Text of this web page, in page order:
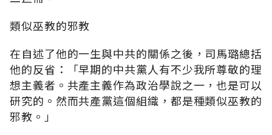
類似巫教的邪教
在自述了他的一生與中共的關係之後，司馬璐總括
他的反省：「早期的中共黨人有不少我所尊敬的理
想主義者。共產主義作為政治學說之一，也是可以
研究的。然而共產黨這個組織，都是種類似巫教的
邪教。」